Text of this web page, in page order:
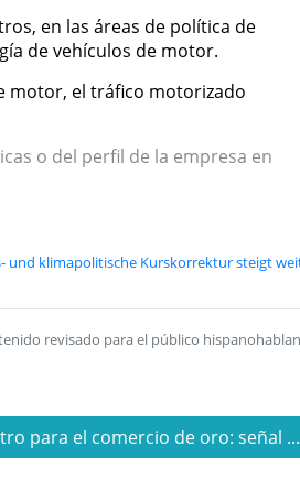
en las áreas de política de
de vehículos de motor.
motor, el tráfico motorizado
o del perfil de la empresa en
und klimapolitische Kurskorrektur steigt
revisado para el público
para el comercio de oro: señal ...